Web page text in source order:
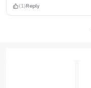
(1)Reply